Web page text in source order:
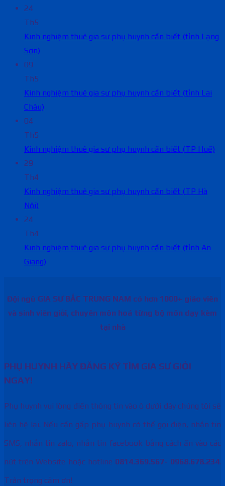
24
Th5
Kinh nghiệm thuê gia sư phụ huynh cần biết (tỉnh Lạng
Sơn)
09
Th5
Kinh nghiệm thuê gia sư phụ huynh cần biết (tỉnh Lai
Châu)
04
Th5
Kinh nghiệm thuê gia sư phụ huynh cần biết (TP Huế)
29
Th4
Kinh nghiệm thuê gia sư phụ huynh cần biết (TP Hà
Nội)
24
Th4
Kinh nghiệm thuê gia sư phụ huynh cần biết (tỉnh An
Giang)
Đội ngũ GIA SƯ BẮC TRUNG NAM có hơn 1000+ giáo viên
và sinh viên giỏi, chuyên môn hoá từng bộ môn dạy kèm
tại nhà
PHỤ HUYNH HÃY ĐĂNG KÝ TÌM GIA SƯ GIỎI
NGAY!
Phụ huynh vui lòng điền thông tin vào ô dưới đây chúng tôi sẽ
liên hệ lại. Nếu cần gấp phụ huynh có thể gọi điện, nhắn tin
SMS, nhắn tin zalo, nhắn tin facebook bằng cách ấn vào các
nút trên Website hoặc hotline 0814.369.567- 0968.678.234.
Trân trọng cảm ơn!